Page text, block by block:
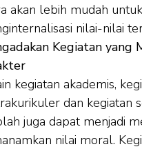
akan lebih mudah
nilai-nilai
Kegiatan yang
kegiatan akademis,
dan kegiatan
juga dapat menjadi
nilai moral.